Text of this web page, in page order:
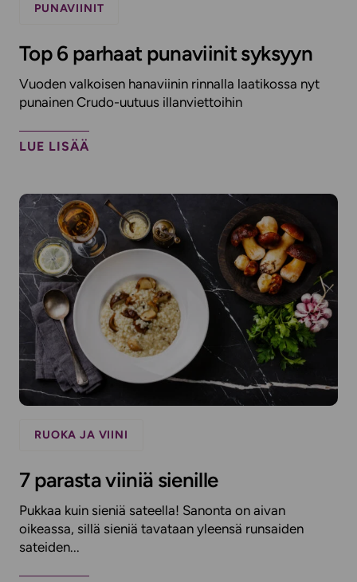
PUNAVIINIT
Top 6 parhaat punaviinit syksyyn
Vuoden valkoisen hanaviinin rinnalla laatikossa nyt
punainen Crudo-uutuus illanviettoihin
LUE LISÄÄ
RUOKA JA VIINI
7 parasta viiniä sienille
Pukkaa kuin sieniä sateella! Sanonta on aivan
oikeassa, sillä sieniä tavataan yleensä runsaiden
sateiden...